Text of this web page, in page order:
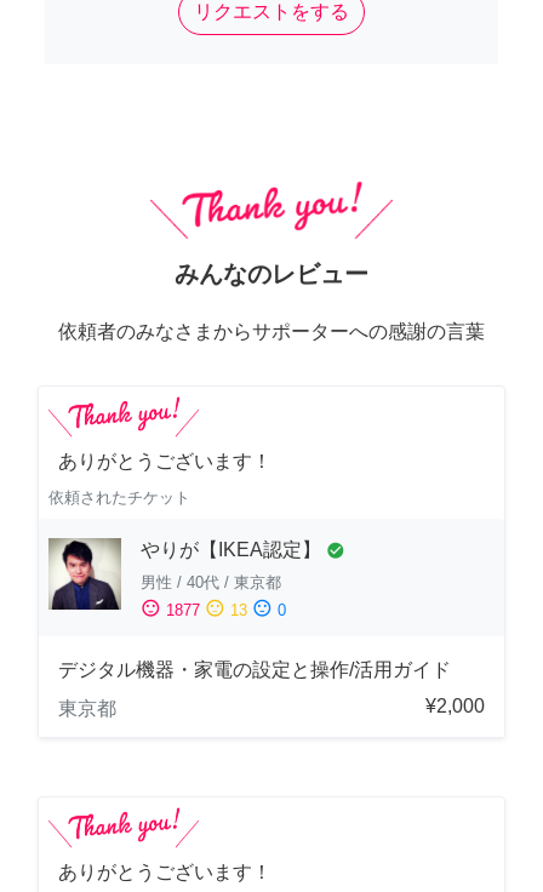
リクエストをする
みんなのレビュー
依頼者のみなさまからサポーターへの感謝の言葉
ありがとうございます！
依頼されたチケット
やりが【IKEA認定】 check_circle
男性 / 40代 / 東京都
sentiment_satisfied 1877 sentiment_neutral 13 sentiment_dissatisfied 0
デジタル機器・家電の設定と操作/活用ガイド
東京都
¥2,000
ありがとうございます！